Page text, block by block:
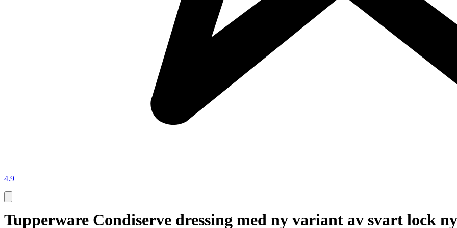
4.9
Tupperware Condiserve dressing med ny variant av svart lock ny